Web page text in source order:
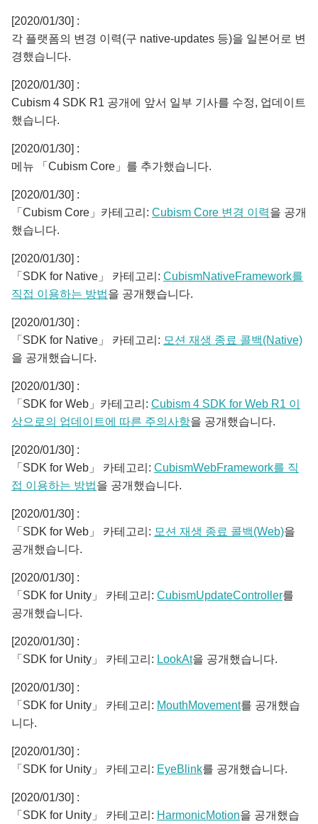
[2020/01/30] :
각 플랫폼의 변경 이력(구 native-updates 등)을 일본어로 변
경했습니다.
[2020/01/30] :
Cubism 4 SDK R1 공개에 앞서 일부 기사를 수정, 업데이트
했습니다.
[2020/01/30] :
메뉴 「Cubism Core」를 추가했습니다.
[2020/01/30] :
「Cubism Core」카테고리: Cubism Core 변경 이력을 공개
했습니다.
[2020/01/30] :
「SDK for Native」 카테고리: CubismNativeFramework를
직접 이용하는 방법을 공개했습니다.
[2020/01/30] :
「SDK for Native」 카테고리: 모션 재생 종료 콜백(Native)
을 공개했습니다.
[2020/01/30] :
「SDK for Web」카테고리: Cubism 4 SDK for Web R1 이
상으로의 업데이트에 따른 주의사항을 공개했습니다.
[2020/01/30] :
「SDK for Web」 카테고리: CubismWebFramework를 직
접 이용하는 방법을 공개했습니다.
[2020/01/30] :
「SDK for Web」 카테고리: 모션 재생 종료 콜백(Web)을
공개했습니다.
[2020/01/30] :
「SDK for Unity」 카테고리: CubismUpdateController를
공개했습니다.
[2020/01/30] :
「SDK for Unity」 카테고리: LookAt을 공개했습니다.
[2020/01/30] :
「SDK for Unity」 카테고리: MouthMovement를 공개했습
니다.
[2020/01/30] :
「SDK for Unity」 카테고리: EyeBlink를 공개했습니다.
[2020/01/30] :
「SDK for Unity」 카테고리: HarmonicMotion을 공개했습